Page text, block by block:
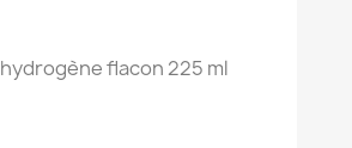
flacon 225 ml